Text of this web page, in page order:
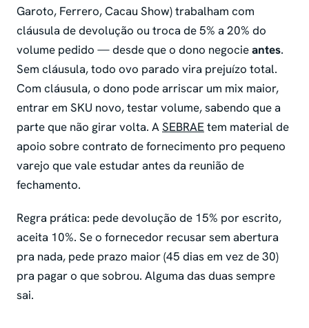
Garoto, Ferrero, Cacau Show) trabalham com
cláusula de devolução ou troca de 5% a 20% do
volume pedido — desde que o dono negocieantes.
Sem cláusula, todo ovo parado vira prejuízo total.
Com cláusula, o dono pode arriscar um mix maior,
entrar em SKU novo, testar volume, sabendo que a
parte que não girar volta. ASEBRAEtem material de
apoio sobre contrato de fornecimento pro pequeno
varejo que vale estudar antes da reunião de
fechamento.
Regra prática: pede devolução de 15% por escrito,
aceita 10%. Se o fornecedor recusar sem abertura
pra nada, pede prazo maior (45 dias em vez de 30)
pra pagar o que sobrou. Alguma das duas sempre
sai.